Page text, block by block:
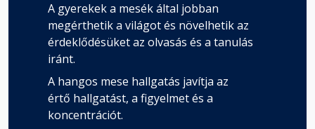
A gyerekek a mesék által jobban
megérthetik a világot és növelhetik az
érdeklődésüket az olvasás és a tanulás
iránt.
A hangos mese hallgatás javítja az
értő hallgatást, a figyelmet és a
koncentrációt.